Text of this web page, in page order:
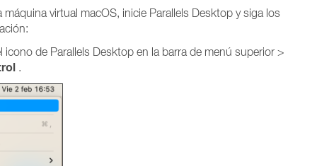
máquina virtual macOS, inicie Parallels Desktop y siga los
icono de Parallels Desktop en la barra de menú superior >
.